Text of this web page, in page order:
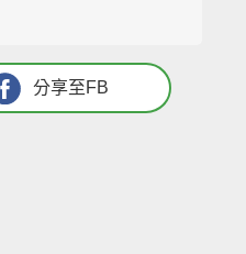
分享至FB